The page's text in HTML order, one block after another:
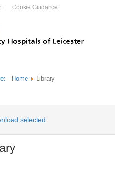
Cookie Guidance
Home Library
selected